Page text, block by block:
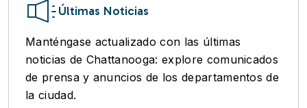
Últimas Noticias
Manténgase actualizado con las últimas
noticias de Chattanooga: explore comunicados
de prensa y anuncios de los departamentos de
la ciudad.